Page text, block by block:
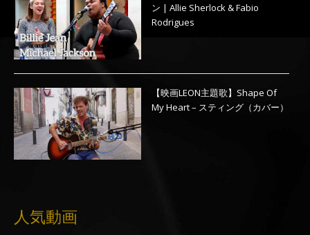
ン | Allie Sherlock & Fabio
Rodrigues
【映画LEON主題歌】Shape Of
My Heart – スティング（カバー）
人気動画